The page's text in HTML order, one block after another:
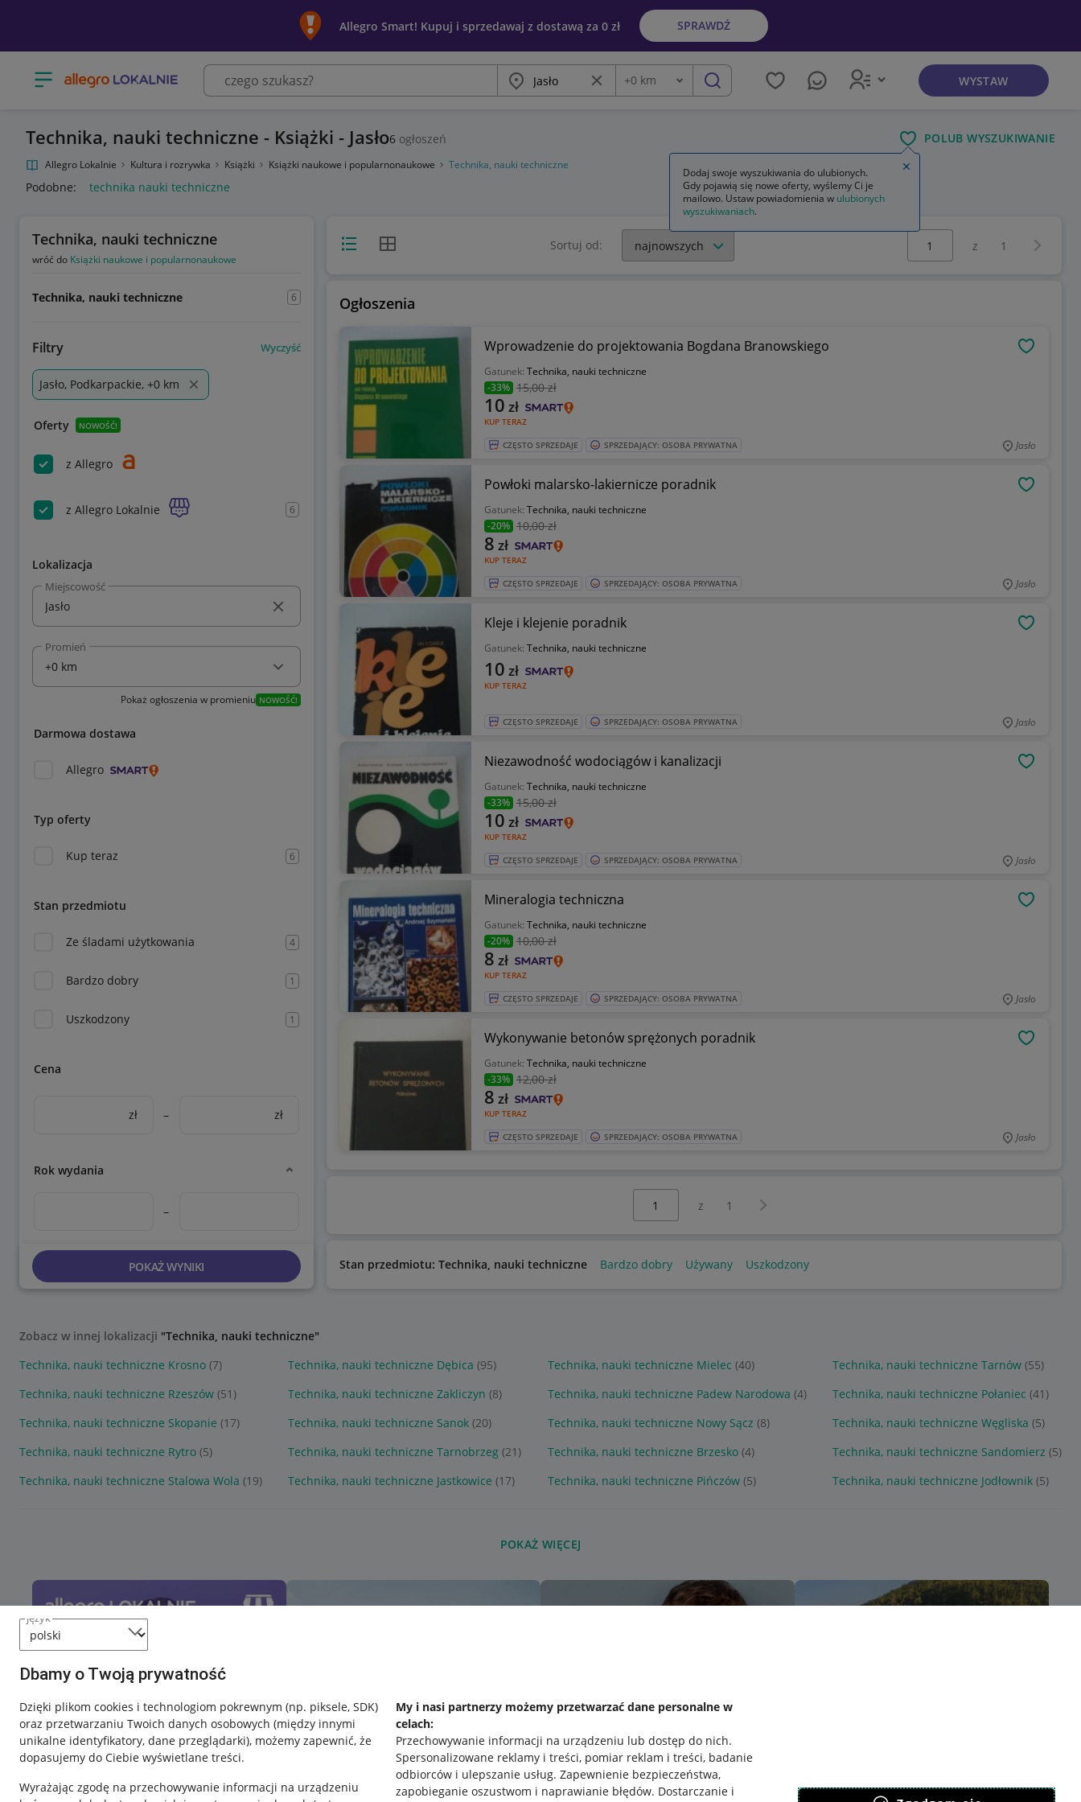
język
Dbamy o Twoją prywatność
Dzięki plikom cookies i technologiom pokrewnym (np. piksele, SDK)
oraz przetwarzaniu Twoich danych osobowych (między innymi
unikalne identyfikatory, dane przeglądarki), możemy zapewnić, że
dopasujemy do Ciebie wyświetlane treści.
Wyrażając zgodę na przechowywanie informacji na urządzeniu
My i nasi partnerzy możemy przetwarzać dane personalne w
celach:
Przechowywanie informacji na urządzeniu lub dostęp do nich.
Spersonalizowane reklamy i treści, pomiar reklam i treści, badanie
odbiorców i ulepszanie usług. Zapewnienie bezpieczeństwa,
zapobieganie oszustwom i naprawianie błędów. Dostarczanie i
Allegro Smart! Kupuj i sprzedawaj z dostawą za 0 zł SPRAWDŹ
Otwórz menu z kategoriami Miasto Wyczyść frazę
Odległość
+0 km szukaj WYSTAW
Technika, nauki techniczne - Książki - Jasło6 ogłoszeń POLUB WYSZUKIWANIE
Allegro Lokalnie Kultura i rozrywka Książki Książki naukowe i popularnonaukowe Technika, nauki techniczne
Podobne: technika nauki techniczne
Technika, nauki techniczne
wróć do Książki naukowe i popularnonaukowe
Technika, nauki techniczne 6
Filtry Wyczyść
Jasło, Podkarpackie, +0 km
Oferty NOWOŚĆ!
z Allegro
z Allegro Lokalnie 6
Lokalizacja
Miejscowość
Promień
Pokaż ogłoszenia w promieniu NOWOŚĆ!
Darmowa dostawa
Allegro
Typ oferty
Kup teraz 6
Stan przedmiotu
Ze śladami użytkowania 4
Bardzo dobry 1
Uszkodzony 1
Cena
zł – zł
Rok wydania
–
POKAŻ WYNIKI
Widok listyWidok siatki Sortuj od:
Wybierz stronę:
z 1
Ogłoszenia
Wprowadzenie do projektowania Bogdana Branowskiego
Gatunek: Technika, nauki techniczne
-33% 15,00 zł
KUP TERAZ
10 zł
CZĘSTO SPRZEDAJE SPRZEDAJĄCY: OSOBA PRYWATNA Jasło
Powłoki malarsko-lakiernicze poradnik
Gatunek: Technika, nauki techniczne
-20% 10,00 zł
KUP TERAZ
8 zł
CZĘSTO SPRZEDAJE SPRZEDAJĄCY: OSOBA PRYWATNA Jasło
Kleje i klejenie poradnik
Gatunek: Technika, nauki techniczne
KUP TERAZ
10 zł
CZĘSTO SPRZEDAJE SPRZEDAJĄCY: OSOBA PRYWATNA Jasło
Niezawodność wodociągów i kanalizacji
Gatunek: Technika, nauki techniczne
-33% 15,00 zł
KUP TERAZ
10 zł
CZĘSTO SPRZEDAJE SPRZEDAJĄCY: OSOBA PRYWATNA Jasło
Mineralogia techniczna
Gatunek: Technika, nauki techniczne
-20% 10,00 zł
KUP TERAZ
8 zł
CZĘSTO SPRZEDAJE SPRZEDAJĄCY: OSOBA PRYWATNA Jasło
Wykonywanie betonów sprężonych poradnik
Gatunek: Technika, nauki techniczne
-33% 12,00 zł
KUP TERAZ
8 zł
CZĘSTO SPRZEDAJE SPRZEDAJĄCY: OSOBA PRYWATNA Jasło
z 1 Następna strona
Stan przedmiotu: Technika, nauki techniczne Bardzo dobry Używany Uszkodzony
Zobacz w innej lokalizacji "Technika, nauki techniczne"
Technika, nauki techniczne Krosno (7) Technika, nauki techniczne Dębica (95) Technika, nauki techniczne Mielec (40) Technika, nauki techniczne Tarnów (55)
Technika, nauki techniczne Rzeszów (51) Technika, nauki techniczne Zakliczyn (8) Technika, nauki techniczne Padew Narodowa (4) Technika, nauki techniczne Połaniec (41)
Technika, nauki techniczne Skopanie (17) Technika, nauki techniczne Sanok (20) Technika, nauki techniczne Nowy Sącz (8) Technika, nauki techniczne Węgliska (5)
Technika, nauki techniczne Rytro (5) Technika, nauki techniczne Tarnobrzeg (21) Technika, nauki techniczne Brzesko (4) Technika, nauki techniczne Sandomierz (5)
Technika, nauki techniczne Stalowa Wola (19) Technika, nauki techniczne Jastkowice (17) Technika, nauki techniczne Pińczów (5) Technika, nauki techniczne Jodłownik (5)
POKAŻ WIĘCEJ
Dodaj swoje wyszukiwania do ulubionych.
Gdy pojawią się nowe oferty, wyślemy Ci je
mailowo. Ustaw powiadomienia w ulubionych
wyszukiwaniach.
Zamknij wskazówkę